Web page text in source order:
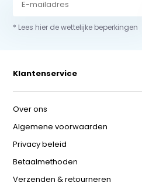
* Lees hier de wettelijke beperkingen
Klantenservice
Over ons
Algemene voorwaarden
Privacy beleid
Betaalmethoden
Verzenden & retourneren